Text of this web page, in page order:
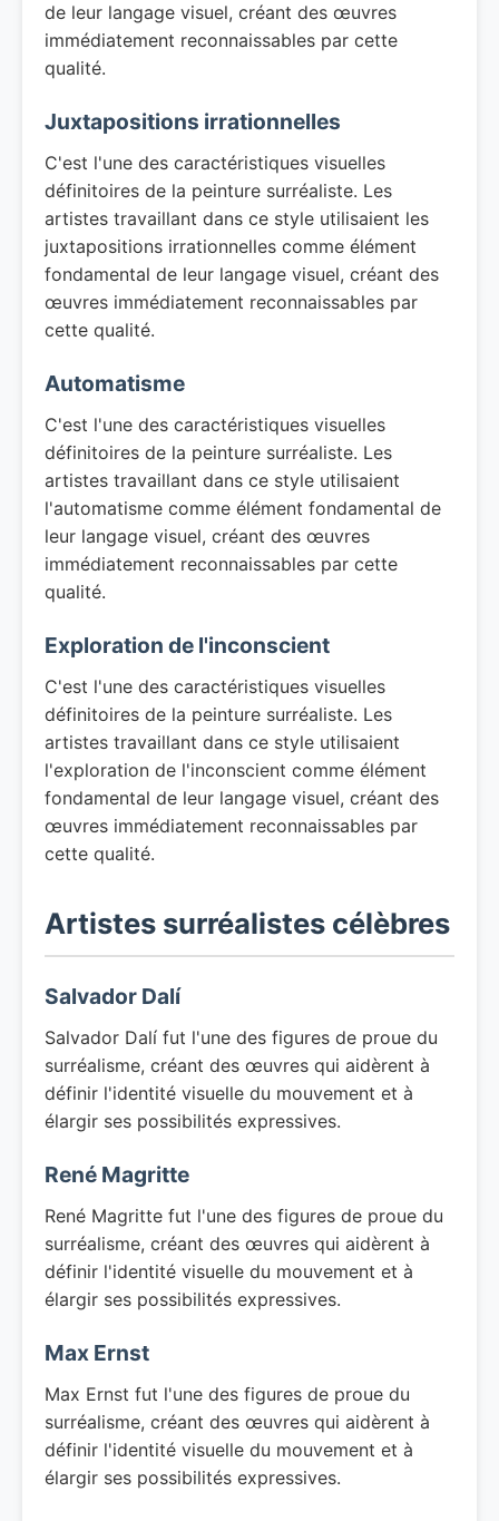
de leur langage visuel, créant des œuvres
immédiatement reconnaissables par cette
qualité.
Juxtapositions irrationnelles
C'est l'une des caractéristiques visuelles
définitoires de la peinture surréaliste. Les
artistes travaillant dans ce style utilisaient les
juxtapositions irrationnelles comme élément
fondamental de leur langage visuel, créant des
œuvres immédiatement reconnaissables par
cette qualité.
Automatisme
C'est l'une des caractéristiques visuelles
définitoires de la peinture surréaliste. Les
artistes travaillant dans ce style utilisaient
l'automatisme comme élément fondamental de
leur langage visuel, créant des œuvres
immédiatement reconnaissables par cette
qualité.
Exploration de l'inconscient
C'est l'une des caractéristiques visuelles
définitoires de la peinture surréaliste. Les
artistes travaillant dans ce style utilisaient
l'exploration de l'inconscient comme élément
fondamental de leur langage visuel, créant des
œuvres immédiatement reconnaissables par
cette qualité.
Artistes surréalistes célèbres
Salvador Dalí
Salvador Dalí fut l'une des figures de proue du
surréalisme, créant des œuvres qui aidèrent à
définir l'identité visuelle du mouvement et à
élargir ses possibilités expressives.
René Magritte
René Magritte fut l'une des figures de proue du
surréalisme, créant des œuvres qui aidèrent à
définir l'identité visuelle du mouvement et à
élargir ses possibilités expressives.
Max Ernst
Max Ernst fut l'une des figures de proue du
surréalisme, créant des œuvres qui aidèrent à
définir l'identité visuelle du mouvement et à
élargir ses possibilités expressives.